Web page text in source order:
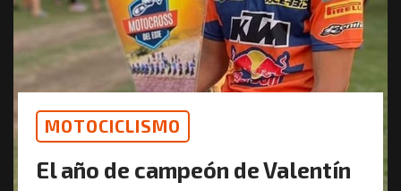
MOTOCICLISMO
El año de campeón de Valentín